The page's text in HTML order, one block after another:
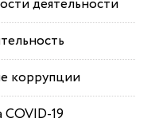
деятельности
коррупции
19